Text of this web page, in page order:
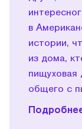
в
истории,
из дома,
пищуховая
общего с